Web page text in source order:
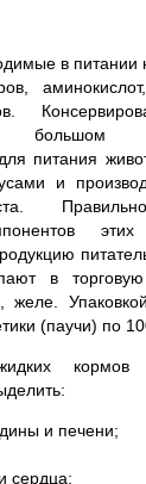
в питании
питания
и
в
желе.
(паучи) по
кормов
и печени;
сердца;